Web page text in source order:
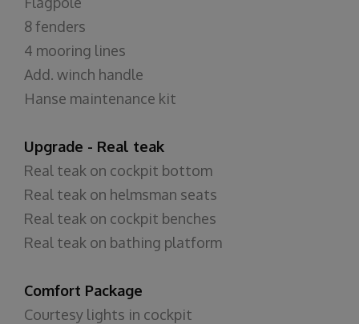
8 fenders
4 mooring lines
Add. winch handle
Hanse maintenance kit
Upgrade - Real teak
Real teak on cockpit bottom
Real teak on helmsman seats
Real teak on cockpit benches
Real teak on bathing platform
Comfort Package
Courtesy lights in cockpit